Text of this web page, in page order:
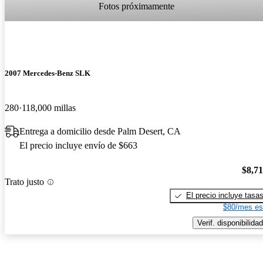
Fotos próximamente
2007 Mercedes-Benz SLK
280 118,000 millas
Entrega a domicilio desde Palm Desert, CA
El precio incluye envío de $663
Trato justo
El precio incluye tasas
$80/mes
Verif. disponibilidad